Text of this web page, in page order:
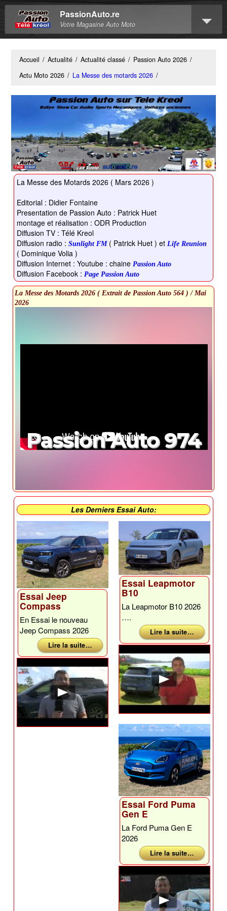
PassionAuto.re
Votre Magasine Auto Moto
Accueil / Actualité / Actualité classé / Passion Auto 2026 /
Actu Moto 2026 / La Messe des motards 2026 /
La Messe des Motards 2026 ( Mars 2026 )
Editorial : Didier Fontaine
Presentation de Passion Auto : Patrick Huet
montage et réalisation : ODR Production
Diffusion TV : Télé Kreol
Diffusion radio :Sunlight FM( Patrick Huet ) et Life Reunion
( Dominique Volia )
Diffusion Internet : Youtube : chaine Passion Auto
Diffusion Facebook : Page Passion Auto
La Messe des Motards 2026 ( Extrait de Passion Auto 564 ) / Mai
2026
Passion Auto 974
Les Derniers Essai Auto:
Essai Jeep
Compass
En Essai le nouveau
Jeep Compass 2026
Lire la suite …
Essai Leapmotor
B10
La Leapmotor B10 2026
….
Lire la suite …
Essai Ford Puma
Gen E
La Ford Puma Gen E
2026
Lire la suite …